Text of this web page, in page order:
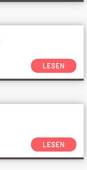
LESEN
LESEN